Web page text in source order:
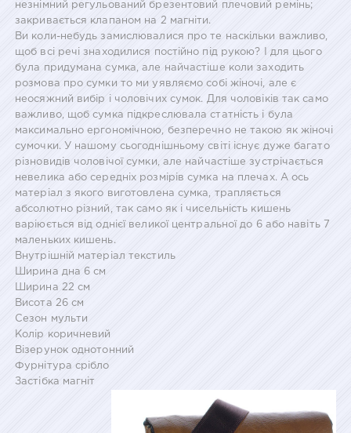
незнімний регульований брезентовий плечовий ремінь;
закривається клапаном на 2 магніти.
Ви коли-небудь замислювалися про те наскільки важливо,
щоб всі речі знаходилися постійно під рукою? І для цього
була придумана сумка, але найчастіше коли заходить
розмова про сумки то ми уявляємо собі жіночі, але є
неосяжний вибір і чоловічих сумок. Для чоловіків так само
важливо, щоб сумка підкреслювала статність і була
максимально ергономічною, безперечно не такою як жіночі
сумочки. У нашому сьогоднішньому світі існує дуже багато
різновидів чоловічої сумки, але найчастіше зустрічається
невелика або середніх розмірів сумка на плечах. А ось
матеріал з якого виготовлена сумка, трапляється
абсолютно різний, так само як і чисельність кишень
варіюється від однієї великої центральної до 6 або навіть 7
маленьких кишень.
Внутрішній матеріал текстиль
Ширина дна 6 см
Ширина 22 см
Висота 26 см
Сезон мульти
Колір коричневий
Візерунок однотонний
Фурнітура срібло
Застібка магніт